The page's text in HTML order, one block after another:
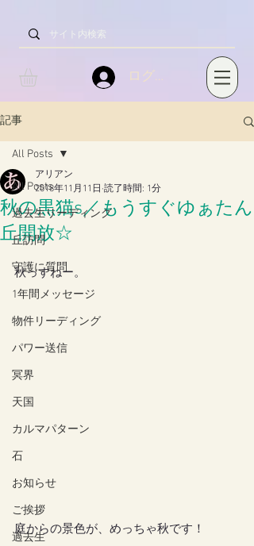
ログイン
記事
All Posts
過去生リーディング
丘訪問
守護に質問
1年間メッセージ
物件リーディング
パワー送信
冥界
天国
カルマパターン
石
お知らせ
ご挨拶
過去生
All Posts
秋の黒猫s／もうすぐゆぁたん
丘開放☆
アリアン
2018年11月11日 読了時間: 1分
秋っすねー。
庭からの景色が、めっちゃ秋です！